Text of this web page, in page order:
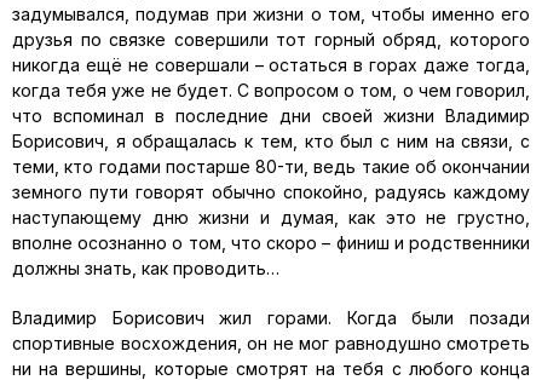
задумывался, подумав при жизни о том, чтобы именно его
друзья по связке совершили тот горный обряд, которого
никогда ещё не совершали – остаться в горах даже тогда,
когда тебя уже не будет. С вопросом о том, о чем говорил,
что вспоминал в последние дни своей жизни Владимир
Борисович, я обращалась к тем, кто был с ним на связи, с
теми, кто годами постарше 80-ти, ведь такие об окончании
земного пути говорят обычно спокойно, радуясь каждому
наступающему дню жизни и думая, как это не грустно,
вполне осознанно о том, что скоро – финиш и родственники
должны знать, как проводить…
Владимир Борисович жил горами. Когда были позади
спортивные восхождения, он не мог равнодушно смотреть
ни на вершины, которые смотрят на тебя с любого конца